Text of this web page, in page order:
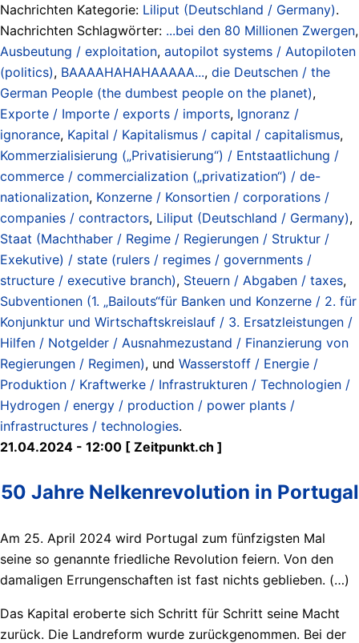
Nachrichten Kategorie: Liliput (Deutschland / Germany).
Nachrichten Schlagwörter: ...bei den 80 Millionen Zwergen,
Ausbeutung / exploitation, autopilot systems / Autopiloten
(politics), BAAAAHAHAHAAAAA..., die Deutschen / the
German People (the dumbest people on the planet),
Exporte / Importe / exports / imports, Ignoranz /
ignorance, Kapital / Kapitalismus / capital / capitalismus,
Kommerzialisierung („Privatisierung“) / Entstaatlichung /
commerce / commercialization („privatization“) / de-
nationalization, Konzerne / Konsortien / corporations /
companies / contractors, Liliput (Deutschland / Germany),
Staat (Machthaber / Regime / Regierungen / Struktur /
Exekutive) / state (rulers / regimes / governments /
structure / executive branch), Steuern / Abgaben / taxes,
Subventionen (1. „Bailouts“für Banken und Konzerne / 2. für
Konjunktur und Wirtschaftskreislauf / 3. Ersatzleistungen /
Hilfen / Notgelder / Ausnahmezustand / Finanzierung von
Regierungen / Regimen), und Wasserstoff / Energie /
Produktion / Kraftwerke / Infrastrukturen / Technologien /
Hydrogen / energy / production / power plants /
infrastructures / technologies.
21.04.2024 - 12:00 [ Zeitpunkt.ch ]
50 Jahre Nelkenrevolution in Portugal
Am 25. April 2024 wird Portugal zum fünfzigsten Mal
seine so genannte friedliche Revolution feiern. Von den
damaligen Errungenschaften ist fast nichts geblieben. (…)
Das Kapital eroberte sich Schritt für Schritt seine Macht
zurück. Die Landreform wurde zurückgenommen. Bei der